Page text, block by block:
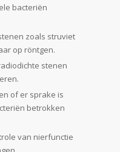
bacteriën
zoals struviet
op röntgen.
stenen
of er sprake is
betrokken
van nierfunctie